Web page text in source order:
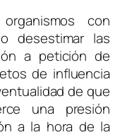
con
desestimar las
a petición de
de influencia
de que
una presión
a la hora de la